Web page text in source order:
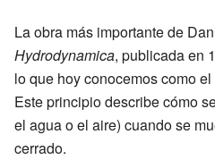
La obra más importante de
Hydrodynamica, publicada en
lo que hoy conocemos como el
Este principio describe cómo
el agua o el aire) cuando se
cerrado.